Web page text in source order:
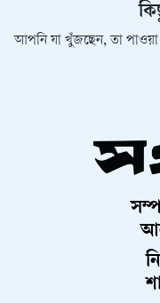
আপনি যা খুঁজছেন, তা পাওয়া